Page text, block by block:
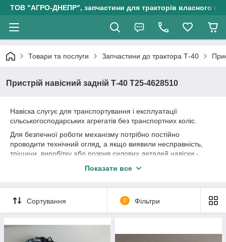
ТОВ "АГРО-ДНЕПР", запчастини для тракторів власного
Товари та послуги Запчастини до трактора Т-40
Пристрій навісний задній Т-40 Т25-4628510
Навіска слугує для транспортування і експлуатації
сільськогосподарських агрегатів без транспортних коліс.
Для безпечної роботи механізму потрібно постійно
проводити технічний огляд, а якщо виявили несправність,
тріщини, виробітку або розрив силових деталей навіски -
на нові або відреставровані.
Ми завжди працюємо, щоб ви менше часу витрачали на
пошуки запчастин до навіски трактора Т-40
Показати все
Сортування 0 Фільтри